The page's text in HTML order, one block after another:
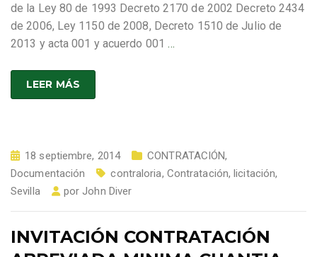
de la Ley 80 de 1993 Decreto 2170 de 2002 Decreto 2434
de 2006, Ley 1150 de 2008, Decreto 1510 de Julio de
2013 y acta 001 y acuerdo 001…
LEER MÁS
18 septiembre, 2014 CONTRATACIÓN,
Documentación
contraloria, Contratación, licitación,
Sevilla
porJohn Diver
INVITACIÓN CONTRATACIÓN